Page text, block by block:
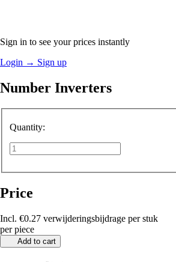
Sign in to see your prices instantly
Login → Sign up
Number Inverters
Quantity:
Price
Incl. €0.27 verwijderingsbijdrage per stuk
per piece
Add to cart